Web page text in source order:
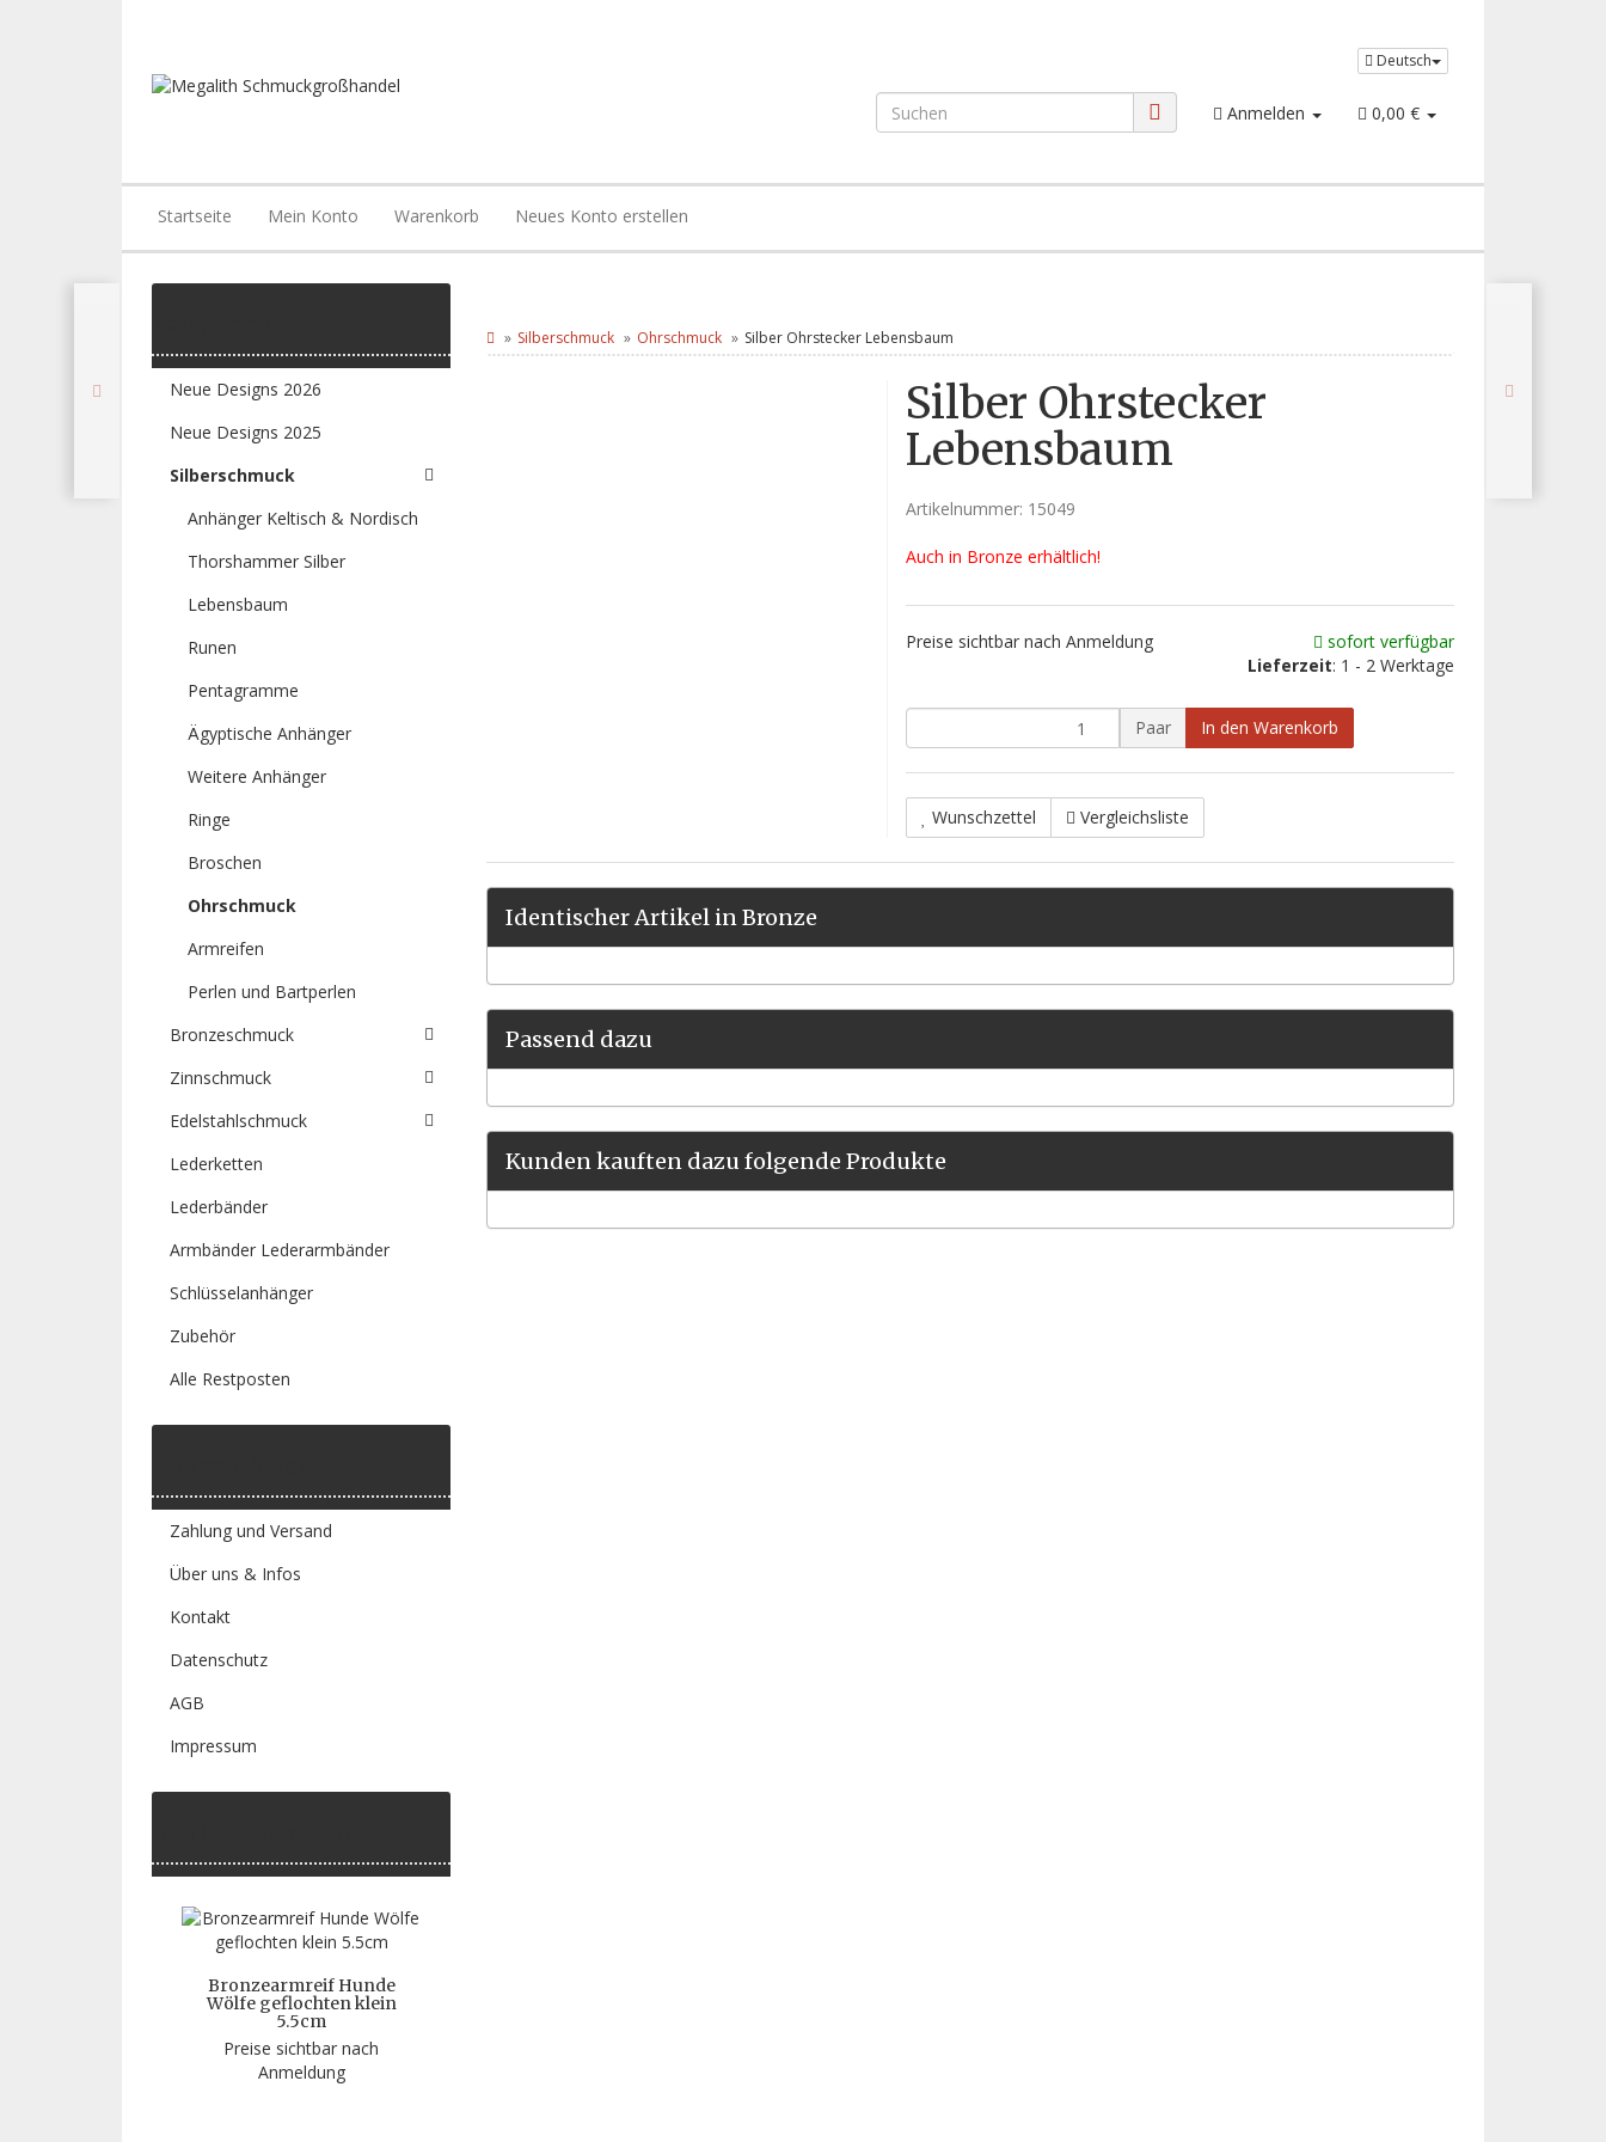
Deutsch
Anmelden 0,00 €
Startseite Mein Konto Warenkorb Neues Konto erstellen
Silberschmuck Ohrschmuck Silber Ohrstecker Lebensbaum
Silber Ohrstecker
Lebensbaum
Artikelnummer: 15049
Auch in Bronze erhältlich!
Preise sichtbar nach Anmeldung
sofort verfügbar
Lieferzeit: 1 - 2 Werktage
Paar In den Warenkorb
Wunschzettel Vergleichsliste
Identischer Artikel in Bronze
Passend dazu
Kunden kauften dazu folgende Produkte
Neue Designs 2026
Neue Designs 2025
Silberschmuck
Anhänger Keltisch & Nordisch
Thorshammer Silber
Lebensbaum
Runen
Pentagramme
Ägyptische Anhänger
Weitere Anhänger
Ringe
Broschen
Ohrschmuck
Armreifen
Perlen und Bartperlen
Bronzeschmuck
Zinnschmuck
Edelstahlschmuck
Lederketten
Lederbänder
Armbänder Lederarmbänder
Schlüsselanhänger
Zubehör
Alle Restposten
Zahlung und Versand
Über uns & Infos
Kontakt
Datenschutz
AGB
Impressum
Bronzearmreif Hunde
Wölfe geflochten klein
5.5cm
Preise sichtbar nach
Anmeldung